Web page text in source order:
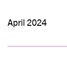
April 2024